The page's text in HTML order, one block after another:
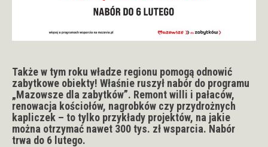
Także w tym roku władze regionu pomogą odnowić
zabytkowe obiekty! Właśnie ruszył nabór do programu
„Mazowsze dla zabytków”. Remont willi i pałaców,
renowacja kościołów, nagrobków czy przydrożnych
kapliczek – to tylko przykłady projektów, na jakie
można otrzymać nawet 300 tys. zł wsparcia. Nabór
trwa do 6 lutego.